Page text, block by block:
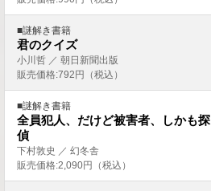
■謎解き書籍
君のクイズ
小川哲 ／ 朝日新聞出版
販売価格:792円（税込）
■謎解き書籍
全員犯人、だけど被害者、しかも探
偵
下村敦史 ／ 幻冬舎
販売価格:2,090円（税込）